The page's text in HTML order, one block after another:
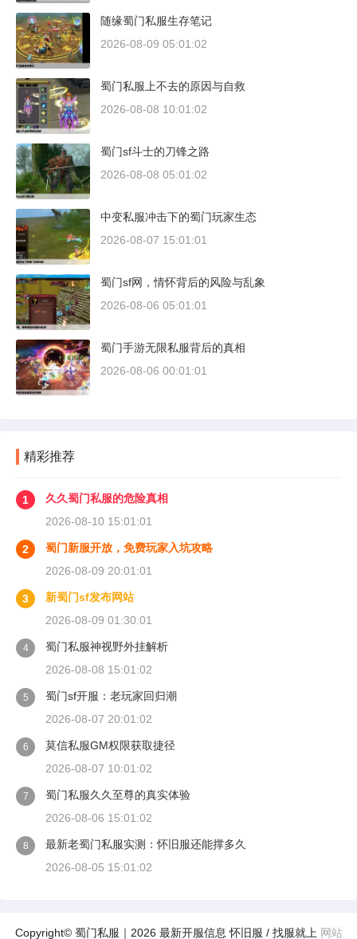
随缘蜀门私服生存笔记
2026-08-09 05:01:02
蜀门私服上不去的原因与自救
2026-08-08 10:01:02
蜀门sf斗士的刀锋之路
2026-08-08 05:01:02
中变私服冲击下的蜀门玩家生态
2026-08-07 15:01:01
蜀门sf网，情怀背后的风险与乱象
2026-08-06 05:01:01
蜀门手游无限私服背后的真相
2026-08-06 00:01:01
精彩推荐
1
久久蜀门私服的危险真相
2026-08-10 15:01:01
2
蜀门新服开放，免费玩家入坑攻略
2026-08-09 20:01:01
3
新蜀门sf发布网站
2026-08-09 01:30:01
4
蜀门私服神视野外挂解析
2026-08-08 15:01:02
5
蜀门sf开服：老玩家回归潮
2026-08-07 20:01:02
6
莫信私服GM权限获取捷径
2026-08-07 10:01:02
7
蜀门私服久久至尊的真实体验
2026-08-06 15:01:02
8
最新老蜀门私服实测：怀旧服还能撑多久
2026-08-05 15:01:02
Copyright© 蜀门私服｜2026 最新开服信息 怀旧服 / 找服就上 网站